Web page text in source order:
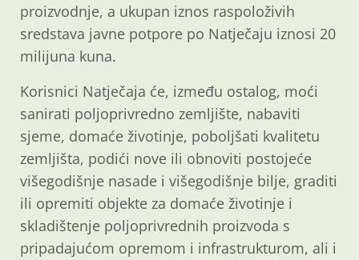
proizvodnje, a ukupan iznos raspoloživih
sredstava javne potpore po Natječaju iznosi 20
milijuna kuna.
Korisnici Natječaja će, između ostalog, moći
sanirati poljoprivredno zemljište, nabaviti
sjeme, domaće životinje, poboljšati kvalitetu
zemljišta, podići nove ili obnoviti postojeće
višegodišnje nasade i višegodišnje bilje, graditi
ili opremiti objekte za domaće životinje i
skladištenje poljoprivrednih proizvoda s
pripadajućom opremom i infrastrukturom, ali i